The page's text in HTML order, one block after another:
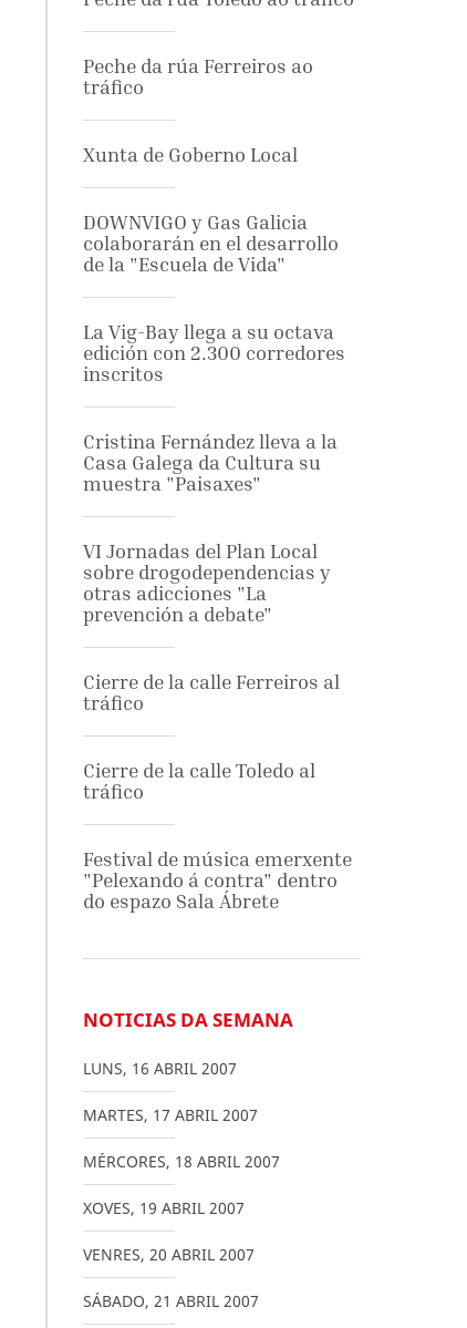
Peche da rúa Ferreiros ao
tráfico
Xunta de Goberno Local
DOWNVIGO y Gas Galicia
colaborarán en el desarrollo
de la "Escuela de Vida"
La Vig-Bay llega a su octava
edición con 2.300 corredores
inscritos
Cristina Fernández lleva a la
Casa Galega da Cultura su
muestra "Paisaxes"
VI Jornadas del Plan Local
sobre drogodependencias y
otras adicciones "La
prevención a debate"
Cierre de la calle Ferreiros al
tráfico
Cierre de la calle Toledo al
tráfico
Festival de música emerxente
"Pelexando á contra" dentro
do espazo Sala Ábrete
NOTICIAS DA SEMANA
LUNS, 16 ABRIL 2007
MARTES, 17 ABRIL 2007
MÉRCORES, 18 ABRIL 2007
XOVES, 19 ABRIL 2007
VENRES, 20 ABRIL 2007
SÁBADO, 21 ABRIL 2007